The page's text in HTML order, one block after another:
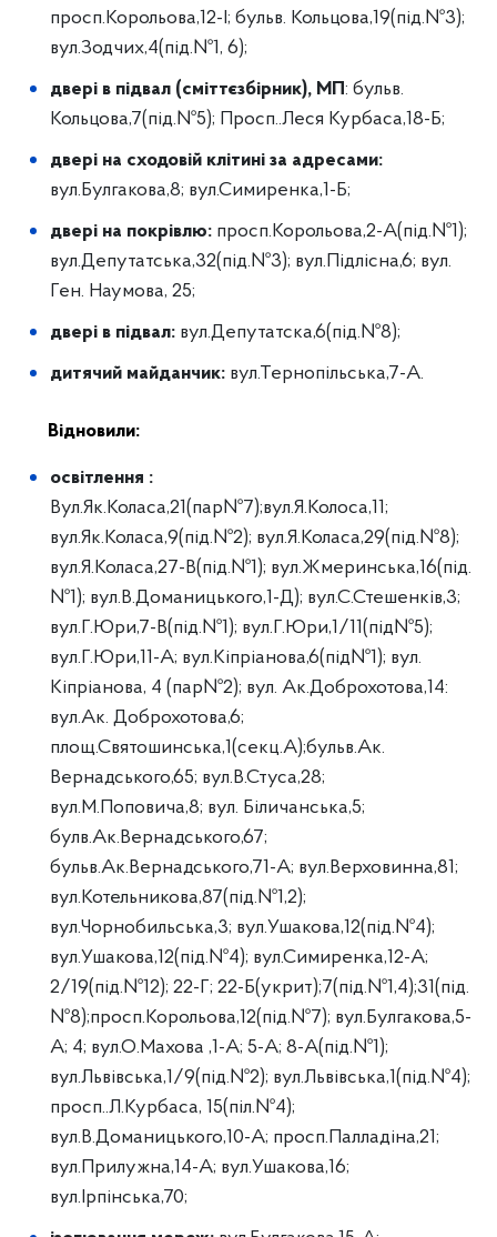
просп.Корольова,12-І; бульв. Кольцова,19(під.№3);
вул.Зодчих,4(під.№1, 6);
двері в підвал (сміттєзбірник), МП: бульв.
Кольцова,7(під.№5); Просп..Леся Курбаса,18-Б;
двері на сходовій клітині за адресами:
вул.Булгакова,8; вул.Симиренка,1-Б;
двері на покрівлю: просп.Корольова,2-А(під.№1);
вул.Депутатська,32(під.№3); вул.Підлісна,6; вул.
Ген. Наумова, 25;
двері в підвал: вул.Депутатска,6(під.№8);
дитячий майданчик: вул.Тернопільська,7-А.
Відновили:
освітлення :
Вул.Як.Коласа,21(пар№7);вул.Я.Колоса,11;
вул.Як.Коласа,9(під.№2); вул.Я.Коласа,29(під.№8);
вул.Я.Коласа,27-В(під.№1); вул.Жмеринська,16(під.
№1); вул.В.Доманицького,1-Д); вул.С.Стешенків,3;
вул.Г.Юри,7-В(під.№1); вул.Г.Юри,1/11(під№5);
вул.Г.Юри,11-А; вул.Кіпріанова,6(під№1); вул.
Кіпріанова, 4 (пар№2); вул. Ак.Доброхотова,14:
вул.Ак. Доброхотова,6;
площ.Святошинська,1(секц.А);бульв.Ак.
Вернадського,65; вул.В.Стуса,28;
вул.М.Поповича,8; вул. Біличанська,5;
булв.Ак.Вернадського,67;
бульв.Ак.Вернадського,71-А; вул.Верховинна,81;
вул.Котельникова,87(під.№1,2);
вул.Чорнобильська,3; вул.Ушакова,12(під.№4);
вул.Ушакова,12(під.№4); вул.Симиренка,12-А;
2/19(під.№12); 22-Г; 22-Б(укрит);7(під.№1,4);31(під.
№8);просп.Корольова,12(під.№7); вул.Булгакова,5-
А; 4; вул.О.Махова ,1-А; 5-А; 8-А(під.№1);
вул.Львівська,1/9(під.№2); вул.Львівська,1(під.№4);
просп..Л.Курбаса, 15(піл.№4);
вул.В.Доманицького,10-А; просп.Палладіна,21;
вул.Прилужна,14-А; вул.Ушакова,16;
вул.Ірпінська,70;